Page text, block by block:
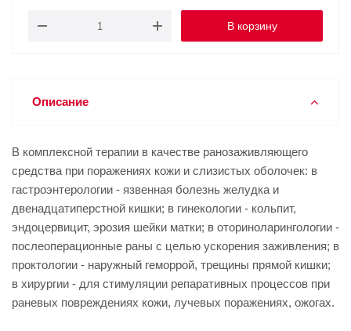
В корзину
Описание
В комплексной терапии в качестве ранозаживляющего
средства при поражениях кожи и слизистых оболочек: в
гастроэнтерологии - язвенная болезнь желудка и
двенадцатиперстной кишки; в гинекологии - кольпит,
эндоцервицит, эрозия шейки матки; в оториноларингологии -
послеоперационные раны с целью ускорения заживления; в
проктологии - наружный геморрой, трещины прямой кишки;
в хирургии - для стимуляции репаративных процессов при
раневых повреждениях кожи, лучевых поражениях, ожогах.